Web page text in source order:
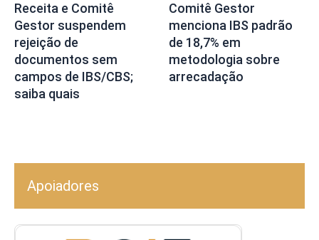
Receita e Comitê
Gestor suspendem
rejeição de
documentos sem
campos de IBS/CBS;
saiba quais
Comitê Gestor
menciona IBS padrão
de 18,7% em
metodologia sobre
arrecadação
Apoiadores